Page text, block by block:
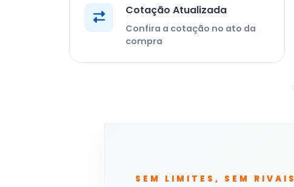
Cotação Atualizada
Confira a cotação no ato da
compra
SEM LIMITES, SEM RIVAIS